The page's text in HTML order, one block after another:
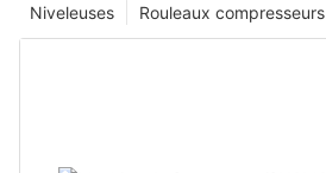
Rouleaux compresseurs
Niveleuses